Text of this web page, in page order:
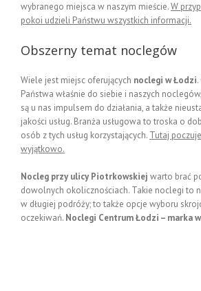
wybranego miejsca w naszym mieście.W
pokoi udzieli Państwu wszystkich informacji.
Obszerny temat noclegów
Wiele jest miejsc oferujących noclegi w Łodzi
Państwa właśnie do siebie i naszych
są u nas impulsem do działania, a także
jakości usług. Branża usługowa to troska o
osób z tych usług korzystających. Tutaj
wyjątkowo.
Nocleg przy ulicy Piotrkowskiej warto brać
dowolnych okolicznościach. Takie noclegi to
w długiej podróży; to także opcje wyboru
oczekiwań. Noclegi Centrum Łodzi – marka